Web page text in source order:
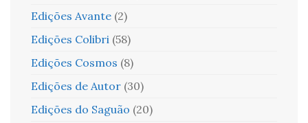
Edições Avante (2)
Edições Colibri (58)
Edições Cosmos (8)
Edições de Autor (30)
Edições do Saguão (20)